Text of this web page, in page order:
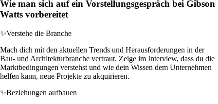
Wie man sich auf ein Vorstellungsgespräch bei Gibson
Watts vorbereitet
✨Verstehe die Branche
Mach dich mit den aktuellen Trends und Herausforderungen in der
Bau- und Architekturbranche vertraut. Zeige im Interview, dass du die
Marktbedingungen verstehst und wie dein Wissen dem Unternehmen
helfen kann, neue Projekte zu akquirieren.
✨Beziehungen aufbauen